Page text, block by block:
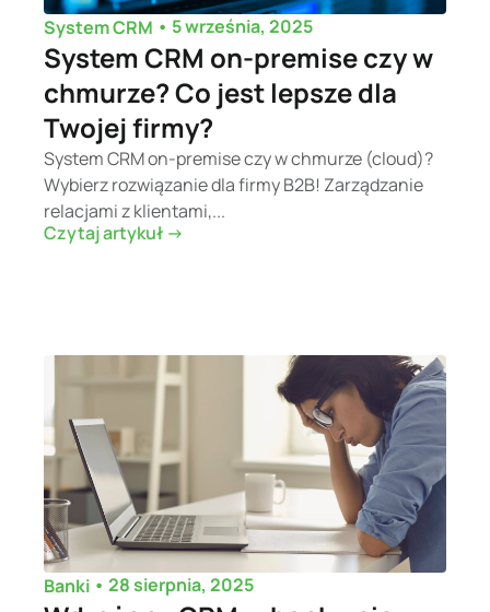
System CRM • 5 września, 2025
System CRM on-premise czy w
chmurze? Co jest lepsze dla
Twojej firmy?
System CRM on-premise czy w chmurze (cloud)?
Wybierz rozwiązanie dla firmy B2B! Zarządzanie
relacjami z klientami,...
Czytaj artykuł ->
Banki • 28 sierpnia, 2025